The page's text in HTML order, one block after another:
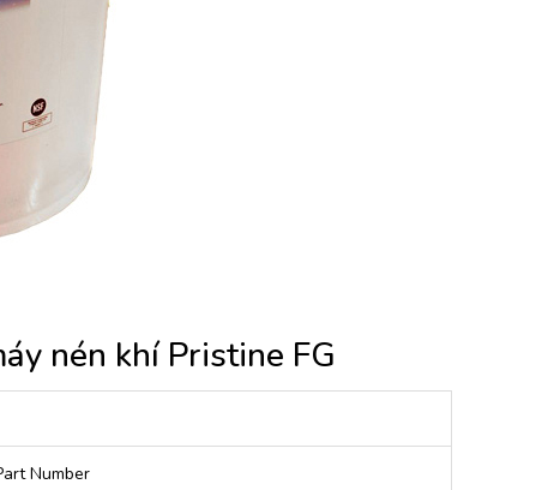
nén khí Pristine FG
Number